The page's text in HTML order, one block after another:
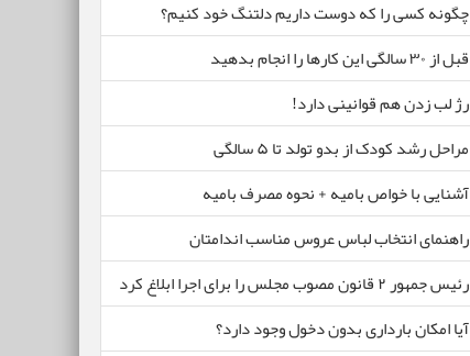
چگونه کسی را که دوست داریم دلتنگ خود کنیم؟
قبل از ۳۰ سالگی این کارها را انجام بدهید
رژ لب زدن هم قوانینی دارد!
مراحل رشد کودک از بدو تولد تا ۵ سالگی
آشنایی با خواص بامیه + نحوه مصرف بامیه
راهنمای انتخاب لباس عروس مناسب اندامتان
رئیس جمهور ۲ قانون مصوب مجلس را برای اجرا ابلاغ کرد
آیا امکان بارداری بدون دخول وجود دارد؟